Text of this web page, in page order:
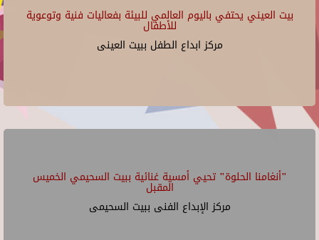
بيت العيني يحتفي باليوم العالمي للبيئة بفعاليات فنية وتوعوية
للأطفال
مركز ابداع الطفل ببيت العينى
"أنغامنا الحلوة" تحيي أمسية غنائية ببيت السحيمي الخميس
المقبل
مركز الإبداع الفنى ببيت السحيمى